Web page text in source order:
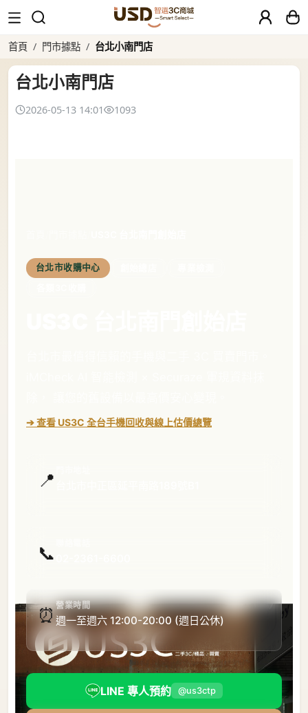
台北小南門店
首頁 門市據點 台北小南門店
台北小南門店
2026-05-13 14:01 1093
台北市收購中心
➔ 查看 US3C 全台手機回收與線上估價總覽
📍
📞
⏰營業時間
週一至週六 12:00-20:00 (週日公休)
LINE 專人預約 @us3ctp